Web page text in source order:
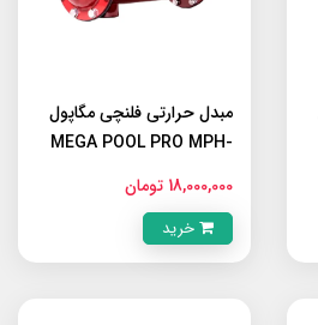
مبدل حرارتی فلنچی مگاپول
MEGA POOL PRO MPH-
18,000,000 تومان
خرید